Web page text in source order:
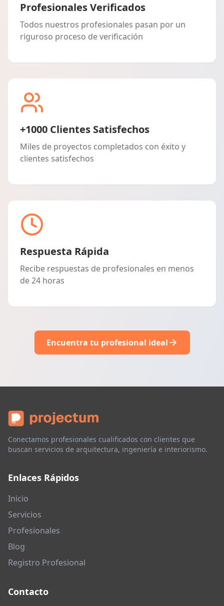
Profesionales Verificados
Todos nuestros profesionales pasan por un
riguroso proceso de verificación
+1000 Clientes Satisfechos
Miles de proyectos completados con éxito y
clientes satisfechos
Respuesta Rápida
Recibe respuestas de profesionales en menos
de 24 horas
Encuentra tu profesional ideal
Conectamos profesionales cualificados con clientes que
buscan servicios de arquitectura, ingeniería e interiorismo.
Enlaces Rápidos
Inicio
Servicios
Profesionales
Blog
Registro Profesional
Contacto